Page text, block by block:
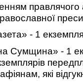
- 1
Сумщина» - 1
які